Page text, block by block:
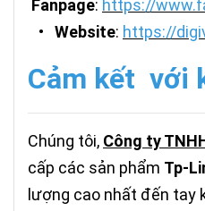
Fanpage: https://
• Website: https://
Cảm kết với
Chúng tôi, Công ty
cấp các sản phẩm Tp-
lượng cao nhất đến tay